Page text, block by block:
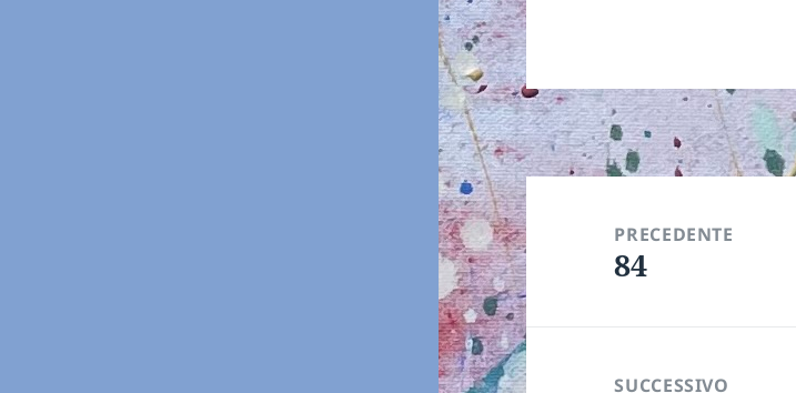
Navigazione
articoli
PRECEDENTE
Articolo
84
SUCCESSIVO